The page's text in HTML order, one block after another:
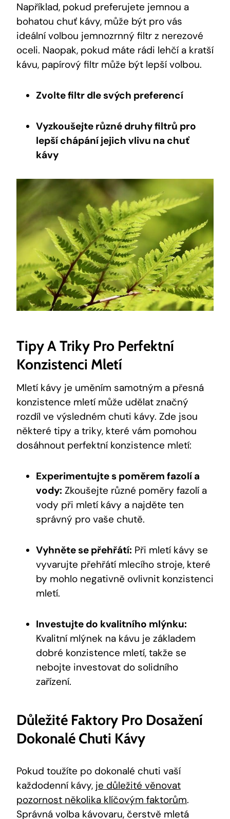
Například, pokud preferujete jemnou a
bohatou chuť kávy, může být pro vás
ideální volbou jemnozrnný filtr z nerezové
oceli. Naopak, pokud máte rádi lehčí a kratší
kávu, papírový filtr může být lepší volbou.
Zvolte filtr dle svých preferencí
Vyzkoušejte různé druhy filtrů pro
lepší chápání jejich vlivu na chuť
kávy
Tipy A Triky Pro Perfektní
Konzistenci Mletí
Mletí kávy je uměním samotným a přesná
konzistence mletí může udělat značný
rozdíl ve výsledném chuti kávy. Zde jsou
některé tipy a triky, které vám pomohou
dosáhnout perfektní konzistence mletí:
Experimentujte s poměrem fazolí a
vody: Zkoušejte různé poměry fazolí a
vody při mletí kávy a najděte ten
správný pro vaše chutě.
Vyhněte se přehřátí: Při mletí kávy se
vyvarujte přehřátí mlecího stroje, které
by mohlo negativně ovlivnit konzistenci
mletí.
Investujte do kvalitního mlýnku:
Kvalitní mlýnek na kávu je základem
dobré konzistence mletí, takže se
nebojte investovat do solidního
zařízení.
Důležité Faktory Pro Dosažení
Dokonalé Chuti Kávy
Pokud toužíte po dokonalé chuti vaší
každodenní kávy, je důležité věnovat
pozornost několika klíčovým faktorům.
Správná volba kávovaru, čerstvě mletá